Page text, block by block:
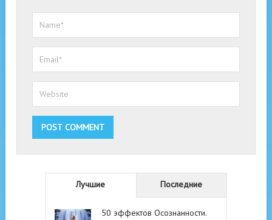
Лучшие Последние
50 эффектов Осознанности.